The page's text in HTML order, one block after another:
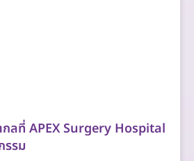
กลที่ APEX Surgery Hospital
รม